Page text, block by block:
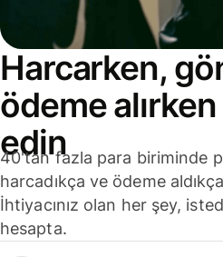
Harcarken,
ödeme
edin
40'tan fazla para biriminde
harcadıkça ve ödeme
İhtiyacınız olan her şey,
hesapta.